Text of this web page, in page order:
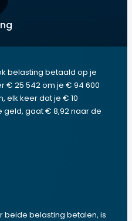
belasting betaald op je
€ 25 542 om je € 94 600
elk keer dat je € 10
gaat € 8,92 naar de
beide belasting betalen, is